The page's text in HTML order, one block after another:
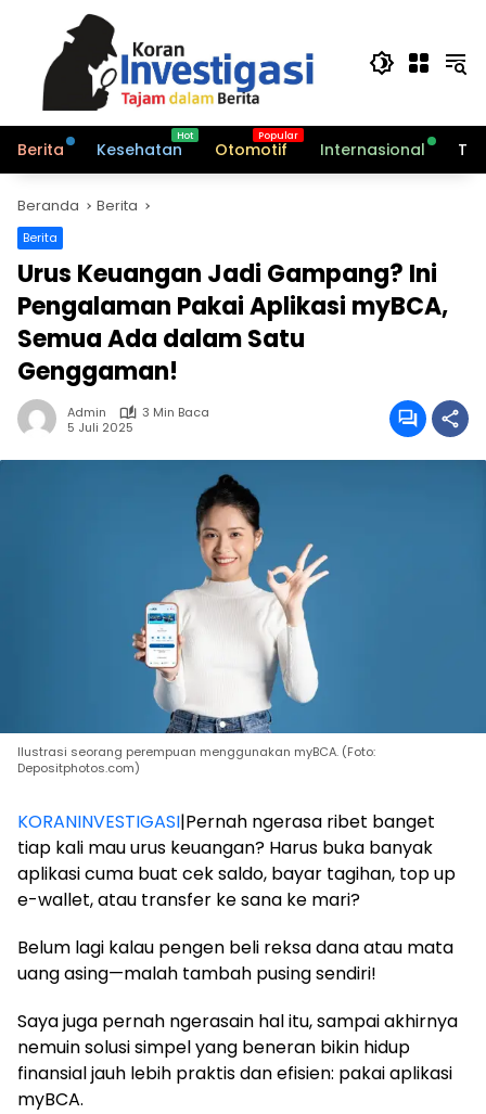
Berita Kesehatan Otomotif Internasional
Beranda Berita
Berita
Urus Keuangan Jadi Gampang? Ini
Pengalaman Pakai Aplikasi myBCA,
Semua Ada dalam Satu
Genggaman!
Admin
3 Min Baca
5 Juli 2025
Ilustrasi seorang perempuan menggunakan myBCA. (Foto:
Depositphotos.com)
KORANINVESTIGASI|Pernah ngerasa ribet banget
tiap kali mau urus keuangan? Harus buka banyak
aplikasi cuma buat cek saldo, bayar tagihan, top up
e-wallet, atau transfer ke sana ke mari?
Belum lagi kalau pengen beli reksa dana atau mata
uang asing—malah tambah pusing sendiri!
Saya juga pernah ngerasain hal itu, sampai akhirnya
nemuin solusi simpel yang beneran bikin hidup
finansial jauh lebih praktis dan efisien: pakai aplikasi
myBCA.